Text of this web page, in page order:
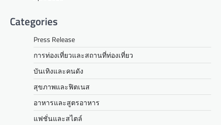
Categories
Press Release
การท่องเที่ยวและสถานที่ท่องเที่ยว
บันเทิงและคนดัง
สุขภาพและฟิตเนส
อาหารและสูตรอาหาร
แฟชั่นและสไตล์